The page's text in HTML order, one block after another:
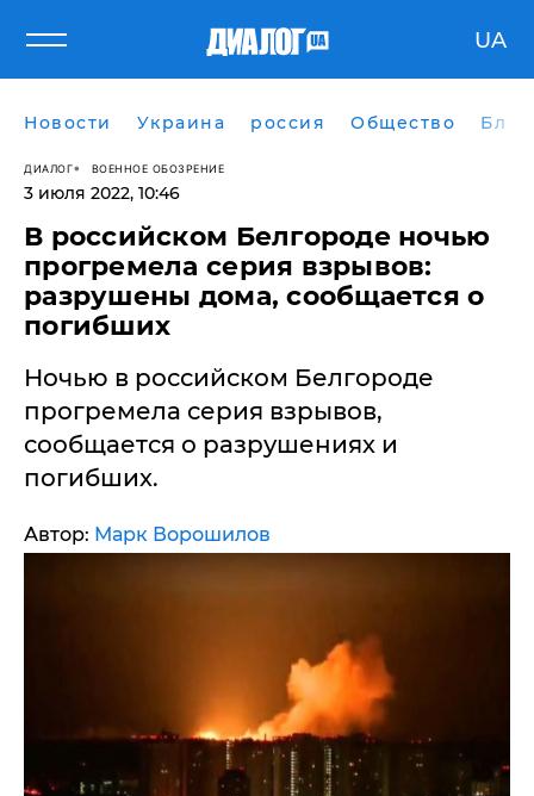
UA
Новости Украина россия Общество
ДИАЛОГ ВОЕННОЕ ОБОЗРЕНИЕ
3 июля 2022, 10:46
В российском Белгороде ночью
прогремела серия взрывов:
разрушены дома, сообщается о
погибших
Ночью в российском Белгороде
прогремела серия взрывов,
сообщается о разрушениях и
погибших.
Автор: Марк Ворошилов